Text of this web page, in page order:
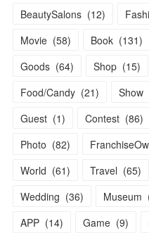
BeautySalons (12)
Movie (58) Book (131)
Goods (64) Shop (15)
Food/Candy (21) Show
Guest (1) Contest (86)
Photo (82)
World (61) Travel (65)
Wedding (36) Museum
APP (14) Game (9)